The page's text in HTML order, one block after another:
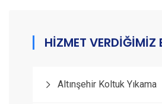
HİZMET VERDİĞİMİZ
Altınşehir Koltuk Yıkama